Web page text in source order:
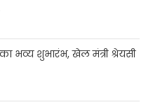
भव्य शुभारंभ, खेल मंत्री श्रेयसी